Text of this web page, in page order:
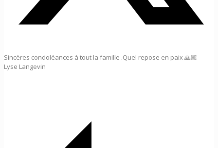
Sincères condoléances à tout la famille .Quel repose en paix 🙏🏼
Lyse Langevin